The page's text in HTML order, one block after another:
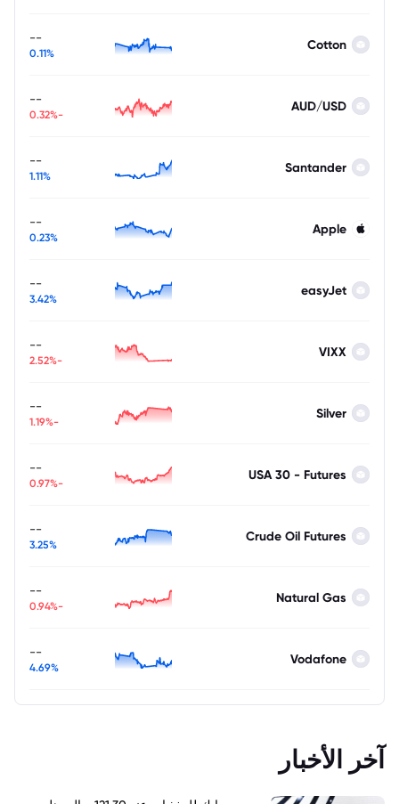
Cotton
--
0.11%
AUD/USD
--
-0.32%
Santander
--
1.11%
Apple
--
0.23%
easyJet
--
3.42%
VIXX
--
-2.52%
Silver
--
-1.19%
USA 30 - Futures
--
-0.97%
Crude Oil Futures
--
3.25%
Natural Gas
--
-0.94%
Vodafone
--
4.69%
آخر الأخبار